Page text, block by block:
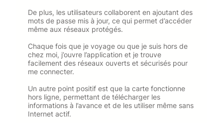
De plus, les utilisateurs collaborent en ajoutant des
mots de passe mis à jour, ce qui permet d’accéder
même aux réseaux protégés.
Chaque fois que je voyage ou que je suis hors de
chez moi, j’ouvre l’application et je trouve
facilement des réseaux ouverts et sécurisés pour
me connecter.
Un autre point positif est que la carte fonctionne
hors ligne, permettant de télécharger les
informations à l’avance et de les utiliser même sans
Internet actif.